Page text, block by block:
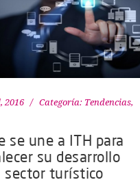
2016 Categoría: Tendencias,
se une a ITH para
su desarrollo
sector turístico